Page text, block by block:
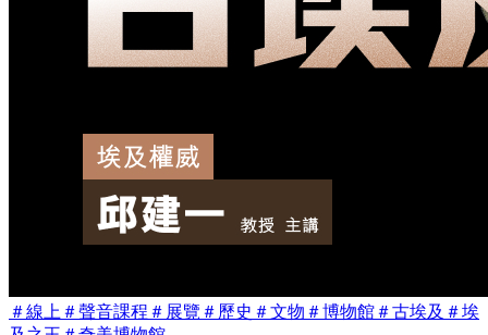
＃線上 ＃聲音課程 ＃ 展覽 ＃ 歷史 ＃文物 ＃博物館＃古埃及 ＃埃